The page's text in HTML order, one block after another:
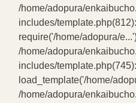
/home/adopura/
includes/template.php(812):
require('/home/adopura/
/home/adopura/
includes/template.php(745):
load_template('/home/
/home/adopura/